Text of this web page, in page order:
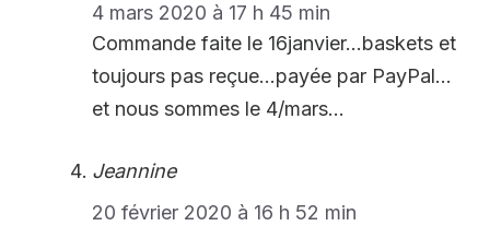
4 mars 2020 à 17 h 45 min
Commande faite le 16janvier…baskets et
toujours pas reçue…payée par PayPal…
et nous sommes le 4/mars…
Jeannine
20 février 2020 à 16 h 52 min